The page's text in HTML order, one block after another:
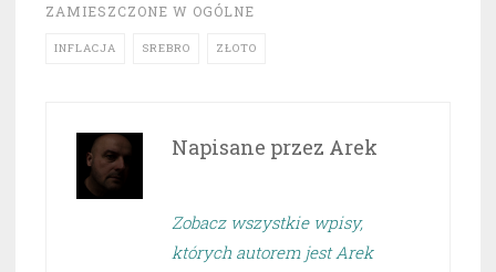
ZAMIESZCZONE W OGÓLNE
INFLACJA SREBRO ZŁOTO
Napisane przez Arek
Zobacz wszystkie wpisy,
których autorem jest Arek